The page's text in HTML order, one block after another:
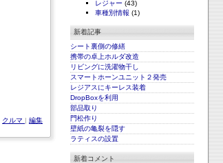
クルマ | 編集
レジャー (43)
車種別情報 (1)
新着記事
シート裏側の修繕
携帯の卓上ホルダ改造
リビングに洗濯物干し
スマートホーンユニット２発売
レジアスにキーレス装着
DropBoxを利用
部品取り
門松作り
壁紙の亀裂を隠す
ラティスの設置
新着コメント